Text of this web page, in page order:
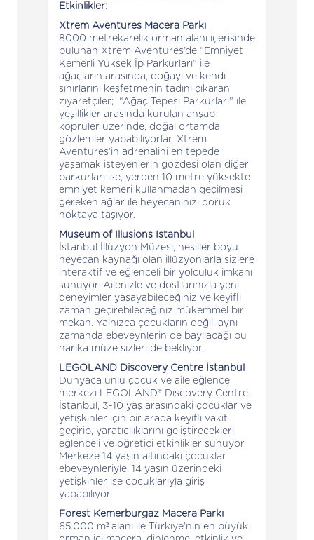
Etkinlikler:
Xtrem Aventures Macera Parkı
8000 metrekarelik orman alanı içerisinde
bulunan Xtrem Aventures’de “Emniyet
Kemerli Yüksek İp Parkurları” ile
ağaçların arasında, doğayı ve kendi
sınırlarını keşfetmenin tadını çıkaran
ziyaretçiler; “Ağaç Tepesi Parkurları” ile
yeşillikler arasında kurulan ahşap
köprüler üzerinde, doğal ortamda
gözlemler yapabiliyorlar. Xtrem
Aventures’in adrenalini en tepede
yaşamak isteyenlerin gözdesi olan diğer
parkurları ise, yerden 10 metre yüksekte
emniyet kemeri kullanmadan geçilmesi
gereken ağlar ile heyecanınızı doruk
noktaya taşıyor.
Museum of Illusions Istanbul
İstanbul İllüzyon Müzesi, nesiller boyu
heyecan kaynağı olan illüzyonlarla sizlere
interaktif ve eğlenceli bir yolculuk imkanı
sunuyor. Ailenizle ve dostlarınızla yeni
deneyimler yaşayabileceğiniz ve keyifli
zaman geçirebileceğiniz mükemmel bir
mekan. Yalnızca çocukların değil, aynı
zamanda ebeveynlerin de bayılacağı bu
harika müze sizleri de bekliyor.
LEGOLAND Discovery Centre İstanbul
Dünyaca ünlü çocuk ve aile eğlence
merkezi LEGOLAND® Discovery Centre
İstanbul, 3-10 yaş arasındaki çocuklar ve
yetişkinler için bir arada keyifli vakit
geçirip, yaratıcılıklarını geliştirecekleri
eğlenceli ve öğretici etkinlikler sunuyor.
Merkeze 14 yaşın altındaki çocuklar
ebeveynleriyle, 14 yaşın üzerindeki
yetişkinler ise çocuklarıyla giriş
yapabiliyor.
Forest Kemerburgaz Macera Parkı
65.000 m² alanı ile Türkiye’nin en büyük